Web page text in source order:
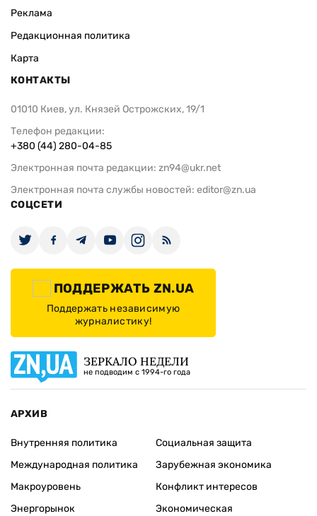
Реклама
Редакционная политика
Карта
КОНТАКТЫ
01010 Киев, ул. Князей Острожских, 19/1
Телефон редакции:
+380 (44) 280-04-85
Электронная почта редакции: zn94@ukr.net
Электронная почта службы новостей: editor@zn.ua
СОЦСЕТИ
ПОДДЕРЖАТЬ ZN.UA
Поддержать независимую
журналистику!
ЗЕРКАЛО НЕДЕЛИ
не подводим с 1994-го года
АРХИВ
Внутренняя политика
Международная политика
Макроуровень
Энергорынок
Социальная защита
Зарубежная экономика
Конфликт интересов
Экономическая